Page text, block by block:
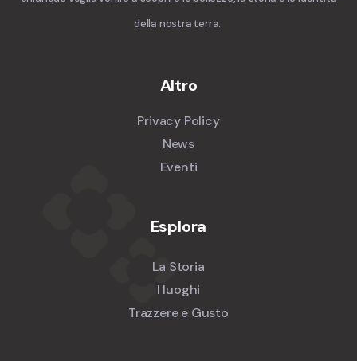
della nostra terra.
Altro
Privacy Policy
News
Eventi
Esplora
La Storia
I luoghi
Trazzere e Gusto